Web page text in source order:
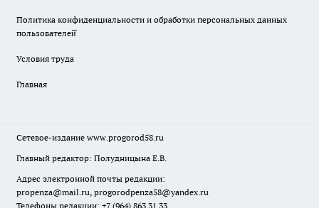
Политика конфиденциальности и обработки персональных данных
пользователей̆
Условия труда
Главная
Сетевое-издание www.progorod58.ru
Главный редактор: Полудницына Е.В.
Адрес электронной почты редакции:
propenza@mail.ru, progorodpenza58@yandex.ru
Телефоны редакции: +7 (964) 863 31 33